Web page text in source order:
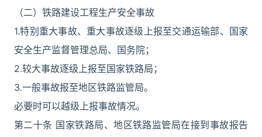
（二）铁路建设工程生产安全事故
1.特别重大事故、重大事故逐级上报至交通运输部、国家
安全生产监督管理总局、国务院；
2.较大事故逐级上报至国家铁路局；
3.一般事故报至地区铁路监管局。
必要时可以越级上报事故情况。
第二十条 国家铁路局、地区铁路监管局在接到事故报告